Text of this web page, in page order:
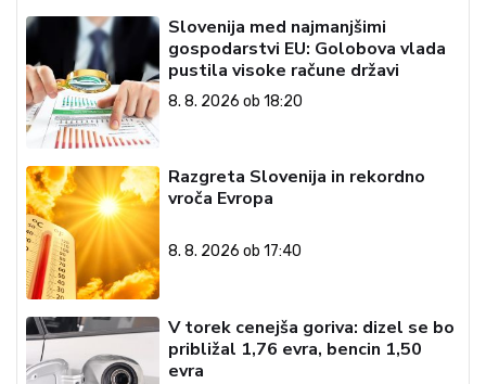
Slovenija med najmanjšimi
gospodarstvi EU: Golobova vlada
pustila visoke račune državi
8. 8. 2026 ob 18:20
Razgreta Slovenija in rekordno
vroča Evropa
8. 8. 2026 ob 17:40
V torek cenejša goriva: dizel se bo
približal 1,76 evra, bencin 1,50
evra